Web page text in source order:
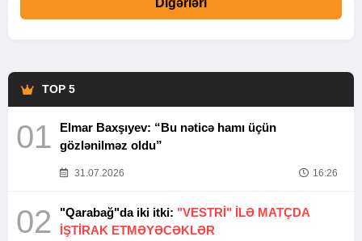
Digərləri
TOP 5
01
Elmar Baxşıyev: “Bu nəticə hamı üçün
gözlənilməz oldu”
31.07.2026 16:26
02 "Qarabağ"da iki itki: "VESTRİ" İLƏ MATÇDA
İŞTİRAK ETMƏYƏCƏKLƏR